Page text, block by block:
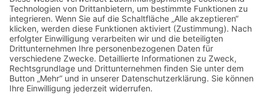
Partner: Der DGuSV
als Gutachter eintragen
Infos für Suchende